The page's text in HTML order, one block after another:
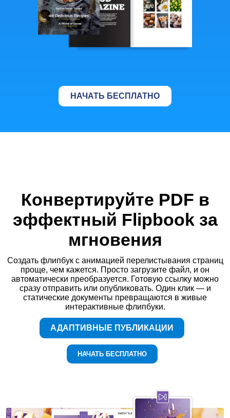
НАЧАТЬ БЕСПЛАТНО
Конвертируйте PDF в
эффектный Flipbook за
мгновения
Создать флипбук с анимацией перелистывания страниц
проще, чем кажется. Просто загрузите файл, и он
автоматически преобразуется. Готовую ссылку можно
сразу отправить или опубликовать. Один клик — и
статические документы превращаются в живые
интерактивные флипбуки.
АДАПТИВНЫЕ ПУБЛИКАЦИИ
НАЧАТЬ БЕСПЛАТНО